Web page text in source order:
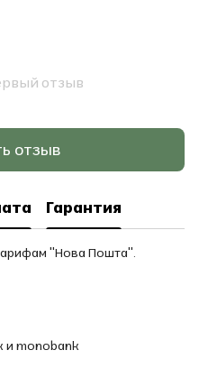
отзыв
отзыв
Гарантия
"Нова Пошта".
и monobank